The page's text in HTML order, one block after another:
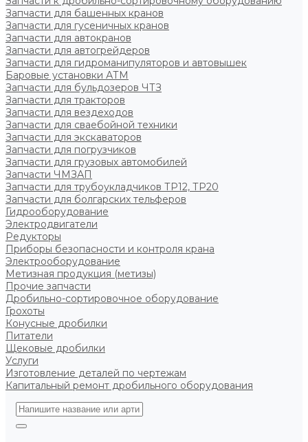
Запчасти для башенных кранов
Запчасти для гусеничных кранов
Запчасти для автокранов
Запчасти для автогрейдеров
Запчасти для гидроманипуляторов и автовышек
Баровые установки АТМ
Запчасти для бульдозеров ЧТЗ
Запчасти для тракторов
Запчасти для вездеходов
Запчасти для сваебойной техники
Запчасти для экскаваторов
Запчасти для погрузчиков
Запчасти для грузовых автомобилей
Запчасти ЧМЗАП
Запчасти для трубоукладчиков ТР12, ТР20
Запчасти для болгарских тельферов
Гидрооборудование
Электродвигатели
Редукторы
Приборы безопасности и контроля крана
Электрооборудование
Метизная продукция (метизы)
Прочие запчасти
Дробильно-сортировочное оборудование
Грохоты
Конусные дробилки
Питатели
Щековые дробилки
Услуги
Изготовление деталей по чертежам
Капитальный ремонт дробильного оборудования